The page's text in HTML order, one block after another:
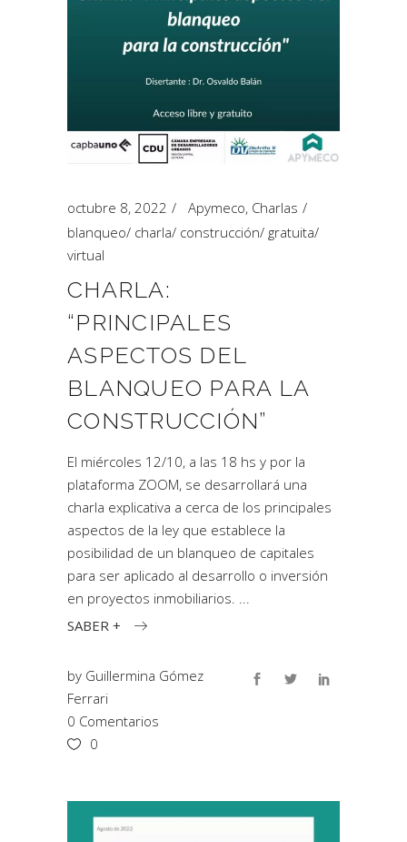
octubre 8, 2022 Apymeco, Charlas
blanqueo/ charla/ construcción/ gratuita/
virtual
CHARLA:
“PRINCIPALES
ASPECTOS DEL
BLANQUEO PARA LA
CONSTRUCCIÓN”
El miércoles 12/10, a las 18 hs y por la
plataforma ZOOM, se desarrollará una
charla explicativa a cerca de los principales
aspectos de la ley que establece la
posibilidad de un blanqueo de capitales
para ser aplicado al desarrollo o inversión
en proyectos inmobiliarios.
SABER +
by Guillermina Gómez
Ferrari
0 Comentarios
0